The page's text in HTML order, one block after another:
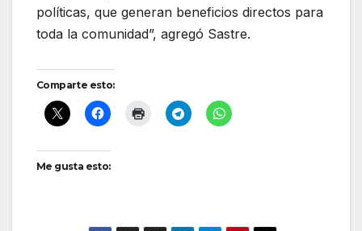
políticas, que generan beneficios directos para
toda la comunidad”, agregó Sastre.
Comparte esto:
Me gusta esto: